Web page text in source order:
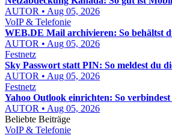
AUTOR • Aug 05, 2026
VoIP & Telefonie
WEB.DE Mail archivieren: So behältst
AUTOR • Aug 05, 2026
Festnetz
Sky Passwort statt PIN: So meldest du
AUTOR • Aug 05, 2026
Festnetz
Yahoo Outlook einrichten: So
AUTOR • Aug 05, 2026
Beliebte Beiträge
VoIP & Telefonie